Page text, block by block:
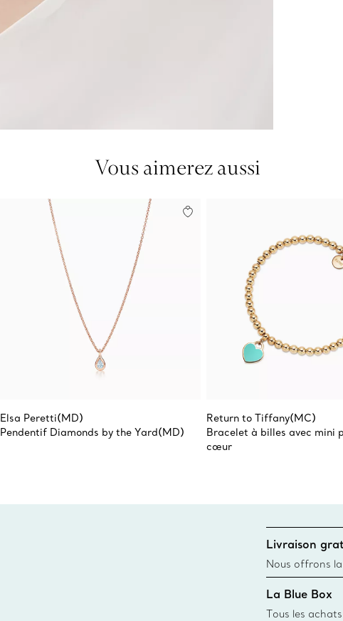
Vous aimerez aussi
Elsa Peretti(MD)
Pendentif Diamonds by the Yard(MD)
Return to Tiffany(MC)
Bracelet à billes avec mini
cœur
Livraison
Nous offrons
toutes les
canadien et
La Blue Box
Tous les